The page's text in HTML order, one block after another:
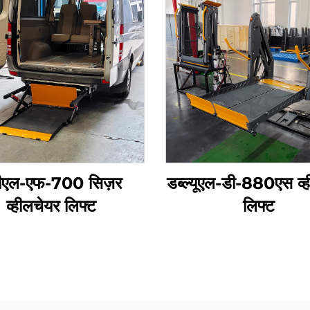
एफ-700 सिज़र
व्हीलचेयर लिफ्ट
डब्ल्यूएल-डी-880एस
लिफ्ट